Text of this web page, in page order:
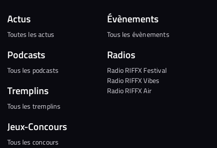
Actus
Toutes les actus
Podcasts
Tous les podcasts
Tremplins
Tous les tremplins
Jeux-Concours
Tous les concours
Évènements
Tous les évènements
Radios
Radio RIFFX Festival
Radio RIFFX Vibes
Radio RIFFX Air